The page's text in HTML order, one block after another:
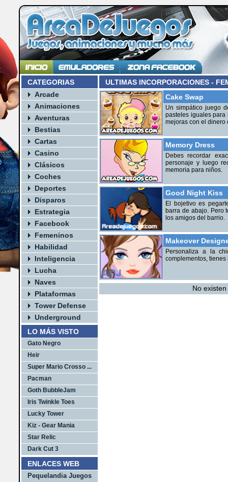
CATEGORIAS
Arcade
Animaciones
Aventuras
Bestias
Cartas
Casino
Clásicos
Coches
Deportes
Disparos
Estrategia
Facebook
Femeninos
Habilidad
Inteligencia
Lucha
Naves
Plataformas
Tower Defense
Underground
LO MÁS VISTO
Gato Negro
Heir
Super Mario Crosso ...
Pacman
Goth BubbleJam
Iris Twinkle Toes
Lucky Tower
Kiz - Gear Mania
Star Relic
Dark Cut 3
ENLACES WEB
Pequelandia Juegos
ULTIMAS INCORPORACIONES -
Cake Swap
Un simpático juego
pasteles iguales para
mejoras con el dinero
Memory Dress
Debes recordar
personaje y luego
memoria para niños.
Good Night Kiss
El bojetivo es
barra de abajo. Pero
los amigos del barrio.
Makeover
Personaliza a la
complementos,
No